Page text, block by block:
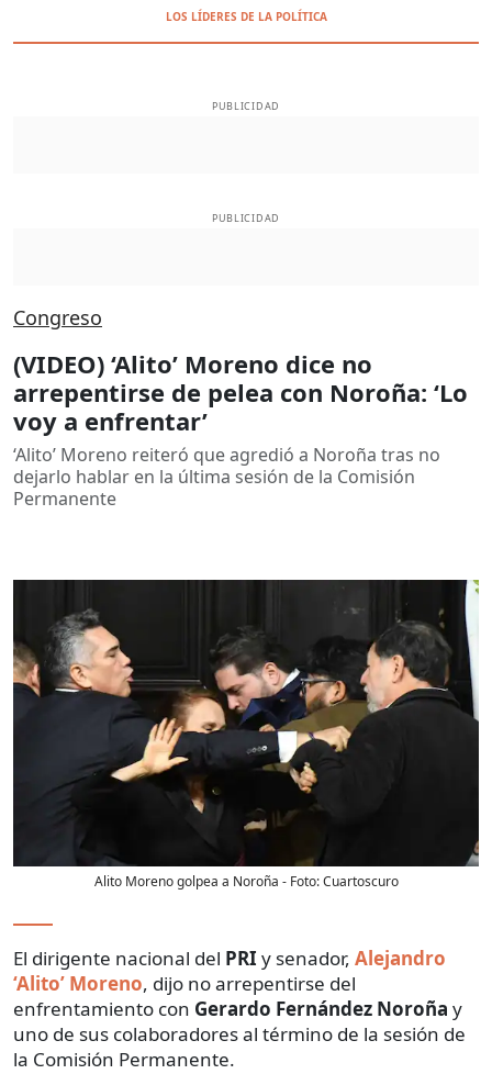
LOS LÍDERES DE LA POLÍTICA
PUBLICIDAD
PUBLICIDAD
Congreso
(VIDEO) ‘Alito’ Moreno dice no
arrepentirse de pelea con Noroña: ‘Lo
voy a enfrentar’
‘Alito’ Moreno reiteró que agredió a Noroña tras no
dejarlo hablar en la última sesión de la Comisión
Permanente
Alito Moreno golpea a Noroña - Foto:Cuartoscuro
El dirigente nacional del PRI y senador, Alejandro
‘Alito’ Moreno, dijo no arrepentirse del
enfrentamiento con Gerardo Fernández Noroña y
uno de sus colaboradores al término de la sesión de
la Comisión Permanente.